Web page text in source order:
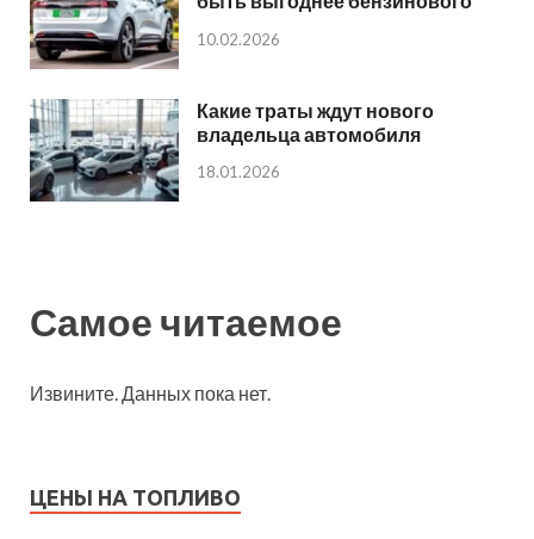
10.02.2026
Какие траты ждут нового
владельца автомобиля
18.01.2026
Самое читаемое
Извините. Данных пока нет.
ЦЕНЫ НА ТОПЛИВО